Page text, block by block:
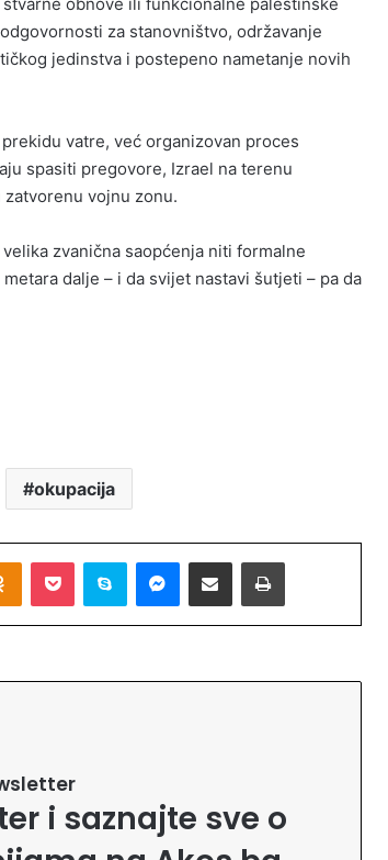
za stanovništvo, održavanje
jedinstva i postepeno nametanje novih
vatre, već organizovan proces
spasiti pregovore, Izrael na terenu
vojnu zonu.
zvanična saopćenja niti formalne
dalje – i da svijet nastavi šutjeti – pa da
okupacija
Odnoklassniki Pocket Skype Messenger Podijeli putem Emaila Printaj
i saznajte sve o